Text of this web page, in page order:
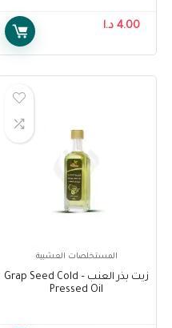
4.00 د.ا
المستخلصات العشبية
زيت بذر العنب – Grap Seed Cold
Pressed Oil